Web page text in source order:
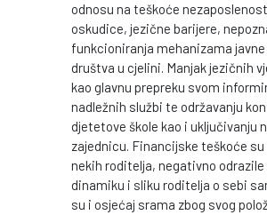
odnosu na teškoće
oskudice, jezične barijere,
funkcioniranja mehanizama
društva u cjelini. Manjak jezičnih
kao glavnu prepreku svom
nadležnih službi te održavanju
djetetove škole kao i uključivanju
zajednicu. Financijske teškoće
nekih roditelja, negativno
dinamiku i sliku roditelja o sebi
su i osjećaj srama zbog svog